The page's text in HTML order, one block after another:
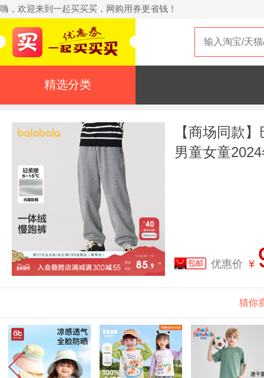
嗨，欢迎来到一起买买买，网购用券更省钱！
精选分类
【商场同款
男童女童
优惠价 ¥
猜你